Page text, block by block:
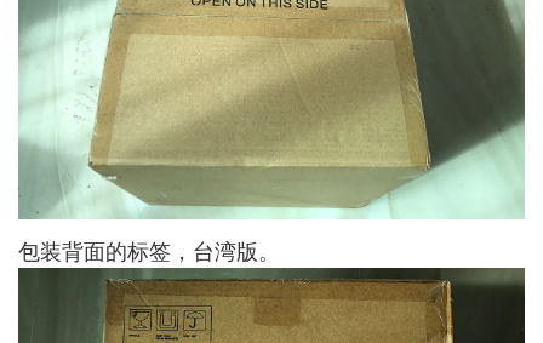
包装背面的标签，台湾版。